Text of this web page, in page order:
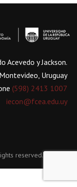
Acevedo y Jackson.
Montevideo, Uruguay
(598) 2413 1007
iecon@fcea.edu.uy
reserved.